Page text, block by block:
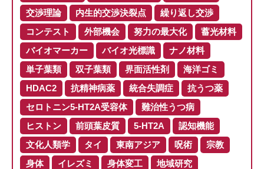
交渉理論
内生的交渉決裂点
繰り返し交渉
コンテスト
外部機会 努力の最大化
蓄光材料
バイオマーカー
バイオ光標識
ナノ材料
単子葉類
双子葉類 界面活性剤
海洋ゴミ
HDAC2
抗精神病薬 統合失調症
抗うつ薬
セロトニン5-HT2A受容体
難治性うつ病
ヒストン
前頭葉皮質 5-HT2A
認知機能
文化人類学
タイ 東南アジア 呪術
宗教
身体
イレズミ 身体変工
地域研究